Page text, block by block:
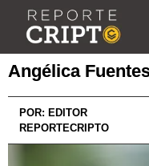
Angélica
POR: EDITOR
REPORTECRIPTO